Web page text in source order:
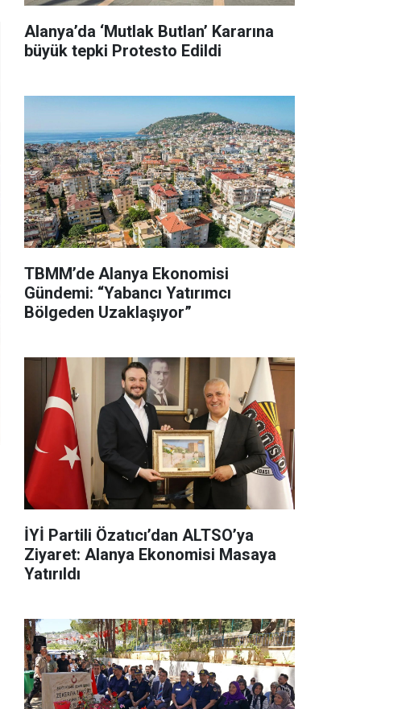
Alanya’da ‘Mutlak Butlan’ Kararına
büyük tepki Protesto Edildi
TBMM’de Alanya Ekonomisi
Gündemi: “Yabancı Yatırımcı
Bölgeden Uzaklaşıyor”
İYİ Partili Özatıcı’dan ALTSO’ya
Ziyaret: Alanya Ekonomisi Masaya
Yatırıldı